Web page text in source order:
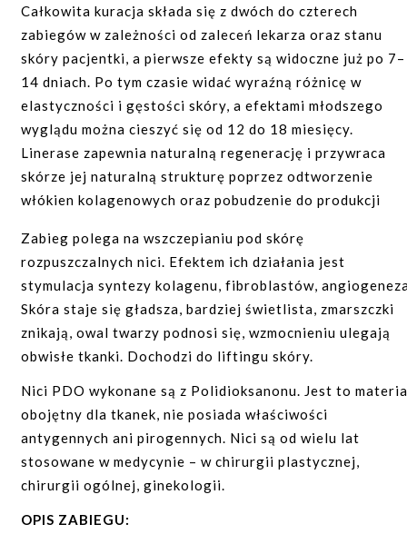
PRZEBIEG ZABIEGU:
Zabieg rozpoczyna się od pobrania własnej tkanki
tłuszczowej za pomocą kaniuli –najczęściej z okolic
brzucha, bioder i ud. Następnie za pomocą wirówki z
pobranej tkanki tłuszczowej odseparowuje się jego
najbardziej wartościową frakcję, wzbogaconą w komórki
macierzyste. Pobrany materiał implantuje się w wybraną
część ciała.
PRZECIWWSKAZANIA DO ZABIEGU:
choroby serca i układu krążenia;
cukrzyca;
zaburzenia krzepnięcia krwi;
choroby autoimmunologiczne;
ciąża;
nadciśnienie;
niewydolność nerek;
niewydolność wątroby;
choroba nowotworowa;
Całkowita kuracja składa się z dwóch do czterech
zabiegów w zależności od zaleceń lekarza oraz stanu
skóry pacjentki, a pierwsze efekty są widoczne już po 7–
14 dniach. Po tym czasie widać wyraźną różnicę w
elastyczności i gęstości skóry, a efektami młodszego
wyglądu można cieszyć się od 12 do 18 miesięcy.
Linerase zapewnia naturalną regenerację i przywraca
skórze jej naturalną strukturę poprzez odtworzenie
włókien kolagenowych oraz pobudzenie do produkcji
WSKAZANIA:
wspomaganie biorewitalizacji przede wszystkim:
skóry twarzy, szyi, dekoltu, dłoni, ale również
całego ciała;
regeneracja tkanki łącznej skóry właściwej;
poprawa elastyczności i sprężystości skóry;
zmniejszenie oznak starzenia się skóry – redukcja
zmarszczek;
leczenie blizn zanikowych, potrądzikowych,
pooperacyjnych, rozstępów.
Zabieg polega na wszczepianiu pod skórę
rozpuszczalnych nici. Efektem ich działania jest
stymulacja syntezy kolagenu, fibroblastów,
Skóra staje się gładsza, bardziej świetlista, zmarszczki
znikają, owal twarzy podnosi się, wzmocnieniu ulegają
obwisłe tkanki. Dochodzi do liftingu skóry.
Nici PDO wykonane są z Polidioksanonu. Jest to
obojętny dla tkanek, nie posiada właściwości
antygennych ani pirogennych. Nici są od wielu lat
stosowane w medycynie – w chirurgii plastycznej,
chirurgii ogólnej, ginekologii.
OPIS ZABIEGU: